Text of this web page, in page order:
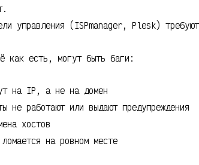
управления (ISPmanager, Plesk)
как есть, могут быть баги:
на IP, а не на домен
не работают или выдают предупреждения
хостов
ломается на ровном месте